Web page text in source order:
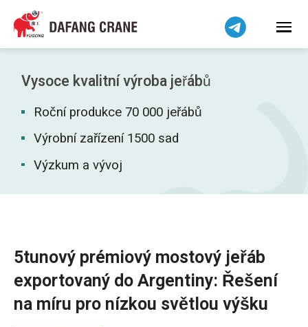
Vysoce kvalitní výroba jeřábů
Roční produkce 70 000 jeřábů
Výrobní zařízení 1500 sad
Výzkum a vývoj
5tunový prémiový mostový jeřáb
exportovaný do Argentiny: Řešení
na míru pro nízkou světlou výšku
हिन्दी
Bahasa Indonesia
Bahasa Melayu
Tiếng Việt
简体中文
বাংলা
فارسی
Pilipino
Kiswahili
Norsk
O‘zbekcha